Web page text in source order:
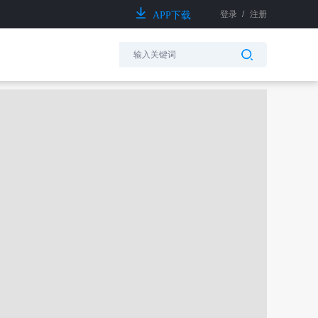
APP下载 登录 / 注册